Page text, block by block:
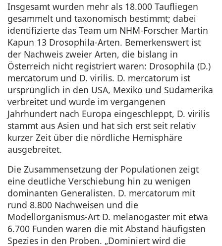
Insgesamt wurden mehr als 18.000 Taufliegen
gesammelt und taxonomisch bestimmt; dabei
identifizierte das Team um NHM-Forscher Martin
Kapun 13 Drosophila-Arten. Bemerkenswert ist
der Nachweis zweier Arten, die bislang in
Österreich nicht registriert waren: Drosophila (D.)
mercatorum und D. virilis. D. mercatorum ist
ursprünglich in den USA, Mexiko und Südamerika
verbreitet und wurde im vergangenen
Jahrhundert nach Europa eingeschleppt, D. virilis
stammt aus Asien und hat sich erst seit relativ
kurzer Zeit über die nördliche Hemisphäre
ausgebreitet.
Die Zusammensetzung der Populationen zeigt
eine deutliche Verschiebung hin zu wenigen
dominanten Generalisten. D. mercatorum mit
rund 8.800 Nachweisen und die
Modellorganismus-Art D. melanogaster mit etwa
6.700 Funden waren die mit Abstand häufigsten
Spezies in den Proben. „Dominiert wird die